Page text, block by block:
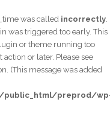
was called incorrectly.
was triggered too early. This
or theme running too
action or later. Please see
(This message was added
public_html/preprod/